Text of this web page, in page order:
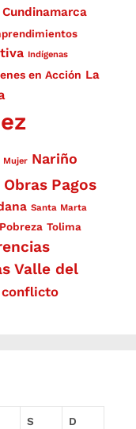
Cundinamarca
Indígenas
en Acción La
Mujer Nariño
Obras Pagos
Santa Marta
Tolima
Valle del
S D